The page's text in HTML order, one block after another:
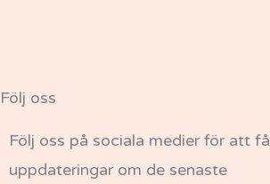
Följ oss
Följ oss på sociala medier för att få
uppdateringar om de senaste